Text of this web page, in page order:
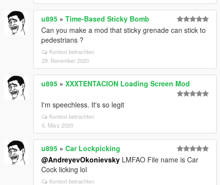
u895 » Time-Based Sticky Bomb
Can you make a mod that sticky grenade can stick to
pedestrians ?
Kontext betrachten
29. November 2020
u895 » XXXTENTACION Loading Screen Mod
I'm speechless. It's so legit
Kontext betrachten
5. März 2020
u895 » Car Lockpicking
@AndreyevOkonievsky LMFAO File name is Car
Cock licking lol
Kontext betrachten